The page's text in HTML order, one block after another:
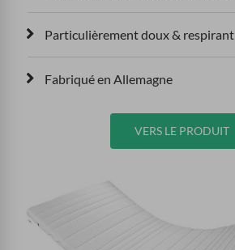
Particulièrement doux & respirant
Fabriqué en Allemagne
VERS LE PRODUIT